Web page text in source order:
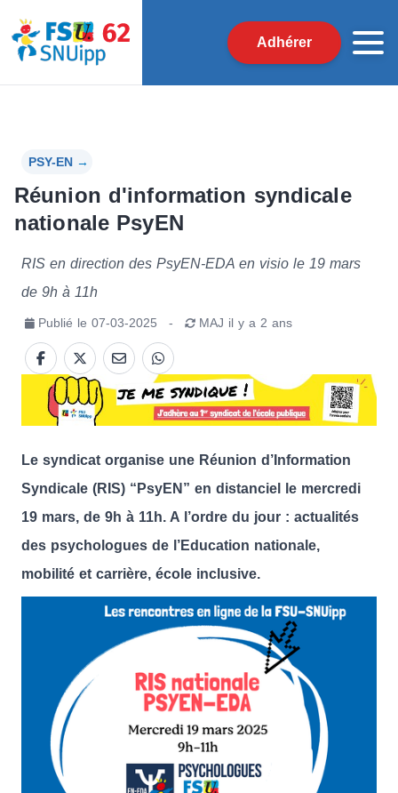
Adhérer
PSY-EN →
Réunion d'information syndicale
nationale PsyEN
RIS en direction des PsyEN-EDA en visio le 19 mars
de 9h à 11h
Publié le 07-03-2025 - MAJ il y a 2 ans
Le syndicat organise une Réunion d’Information
Syndicale (RIS) “PsyEN” en distanciel le mercredi
19 mars, de 9h à 11h. A l’ordre du jour : actualités
des psychologues de l’Education nationale,
mobilité et carrière, école inclusive.